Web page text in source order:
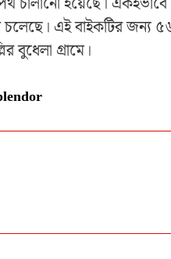
এই বাইকটির জন্য ৫৬
বুধেলা গ্রামে।